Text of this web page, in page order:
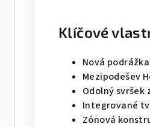
Klíčové
Nová
Mezipodešev
Odolný svršek
Integrované
Zónová